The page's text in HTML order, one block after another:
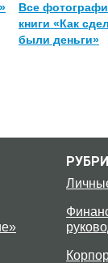
Все
книги «Как
были деньги»